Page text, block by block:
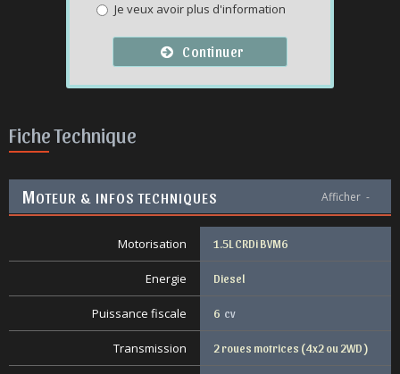
Je veux avoir plus d'information
Continuer
Fiche Technique
MOTEUR & INFOS TECHNIQUES Afficher -
Motorisation 1.5L CRDi BVM6
Energie Diesel
Puissance fiscale 6 cv
Transmission 2 roues motrices ( 4x2 ou 2WD )